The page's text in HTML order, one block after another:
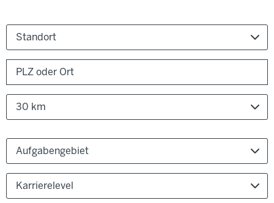
Standort
30 km
Aufgabengebiet
Karrierelevel